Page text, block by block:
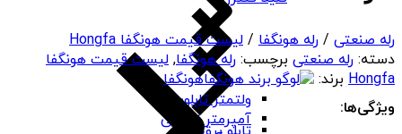
ولتمتر تابلویی
آمپرمتر تابلویی
رله صنعتی / رله هونگفا / لیست قیمت هونگفا Hongfa
دسته: رله صنعتی برچسب: رله هونگفا, لیست قیمت هونگفا
Hongfa برند:
هونگفا
ویژگی‌ها: